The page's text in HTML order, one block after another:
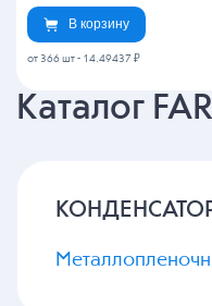
В корзину
от 366 шт - 14.49437 ₽
Каталог FAR